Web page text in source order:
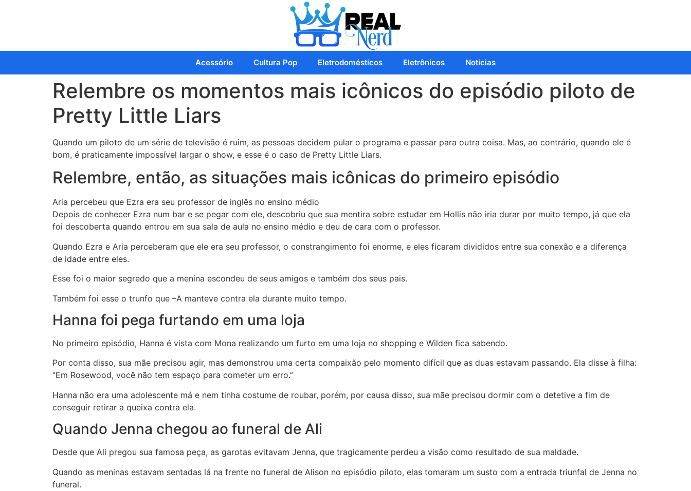
Acessório Cultura Pop Eletrodomésticos Eletrônicos Noticias
Relembre os momentos mais icônicos do episódio piloto de
Pretty Little Liars
Quando um piloto de um série de televisão é ruim, as pessoas decidem pular o programa e passar para outra coisa. Mas, ao contrário, quando ele é
bom, é praticamente impossível largar o show, e esse é o caso de Pretty Little Liars.
Relembre, então, as situações mais icônicas do primeiro episódio
Aria percebeu que Ezra era seu professor de inglês no ensino médio
Depois de conhecer Ezra num bar e se pegar com ele, descobriu que sua mentira sobre estudar em Hollis não iria durar por muito tempo, já que ela
foi descoberta quando entrou em sua sala de aula no ensino médio e deu de cara com o professor.
Quando Ezra e Aria perceberam que ele era seu professor, o constrangimento foi enorme, e eles ficaram divididos entre sua conexão e a diferença
de idade entre eles.
Esse foi o maior segredo que a menina escondeu de seus amigos e também dos seus pais.
Também foi esse o trunfo que –A manteve contra ela durante muito tempo.
Hanna foi pega furtando em uma loja
No primeiro episódio, Hanna é vista com Mona realizando um furto em uma loja no shopping e Wilden fica sabendo.
Por conta disso, sua mãe precisou agir, mas demonstrou uma certa compaixão pelo momento difícil que as duas estavam passando. Ela disse à filha:
“Em Rosewood, você não tem espaço para cometer um erro.”
Hanna não era uma adolescente má e nem tinha costume de roubar, porém, por causa disso, sua mãe precisou dormir com o detetive a fim de
conseguir retirar a queixa contra ela.
Quando Jenna chegou ao funeral de Ali
Desde que Ali pregou sua famosa peça, as garotas evitavam Jenna, que tragicamente perdeu a visão como resultado de sua maldade.
Quando as meninas estavam sentadas lá na frente no funeral de Alison no episódio piloto, elas tomaram um susto com a entrada triunfal de Jenna no
funeral.